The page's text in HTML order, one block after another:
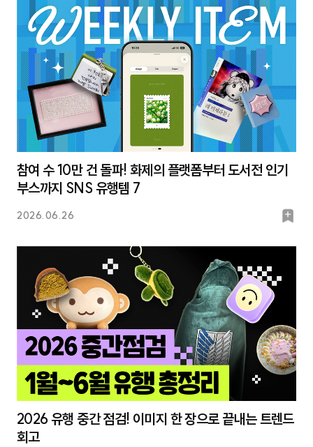
크
참여 수 10만 건 돌파! 화제의 플랫폼부터 도서전 인기
부스까지 SNS 유행템 7
2026.06.26
북
2026 유행 중간 점검! 이미지 한 장으로 끝내는 트렌드
회고